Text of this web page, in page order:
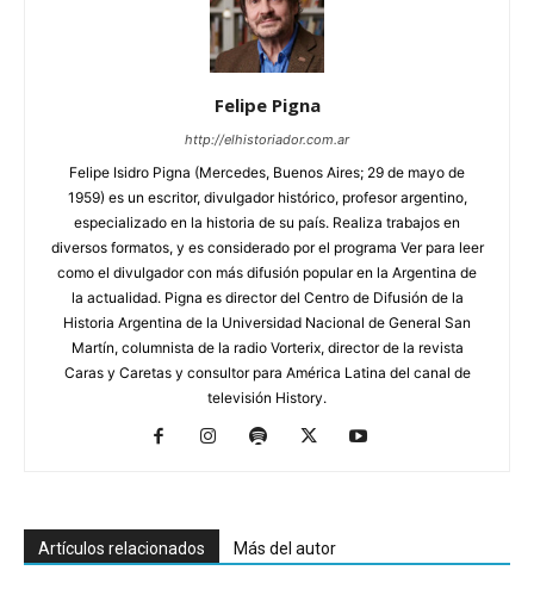
Felipe Pigna
http://elhistoriador.com.ar
Felipe Isidro Pigna (Mercedes, Buenos Aires; 29 de mayo de
1959) es un escritor, divulgador histórico, profesor argentino,
especializado en la historia de su país. Realiza trabajos en
diversos formatos, y es considerado por el programa Ver para leer
como el divulgador con más difusión popular en la Argentina de
la actualidad. Pigna es director del Centro de Difusión de la
Historia Argentina de la Universidad Nacional de General San
Martín, columnista de la radio Vorterix, director de la revista
Caras y Caretas y consultor para América Latina del canal de
televisión History.
Artículos relacionados Más del autor